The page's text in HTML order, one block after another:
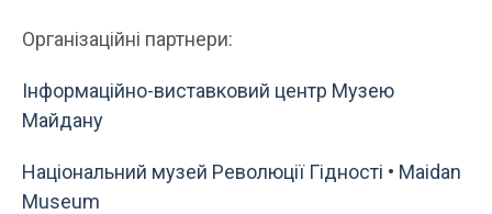
Організаційні партнери:
Інформаційно-виставковий центр Музею
Майдану
Національний музей Революції Гідності • Maidan
Museum